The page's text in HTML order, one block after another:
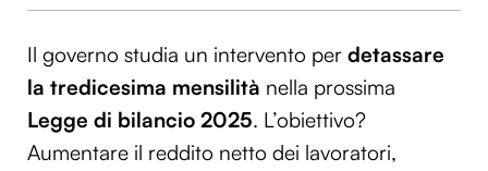
Il governo studia un intervento per detassare
la tredicesima mensilità nella prossima
Legge di bilancio 2025. L’obiettivo?
Aumentare il reddito netto dei lavoratori,